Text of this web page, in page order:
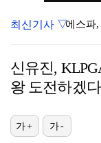
최신기사 ▽
신유진,
왕 도전하겠
가+ 가-